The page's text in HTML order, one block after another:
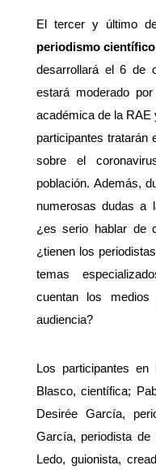
El tercer y último
periodismo
desarrollará el 6 de
estará moderado por
académica de la RAE
participantes tratarán
sobre el
población. Además,
numerosas dudas a
¿es serio hablar de
¿tienen los
temas
cuentan los
audiencia?
Los participantes
Blasco, científica;
Desirée García,
García, periodista de
Ledo, guionista,